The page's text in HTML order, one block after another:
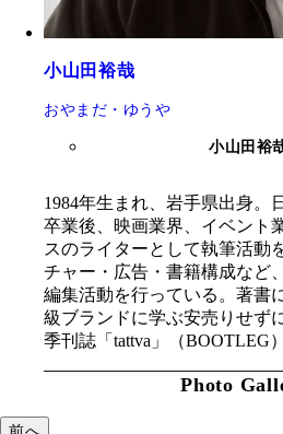
小山田裕哉
おやまだ・ゆうや
小山田裕
1984年生まれ、岩手県出身。
卒業後、映画業界、イベント
スのライターとして執筆活動
チャー・広告・書籍構成など
編集活動を行っている。著
級ブランドに学ぶ安売りせず
季刊誌「tattva」（BOOTLEG
Photo
前へ